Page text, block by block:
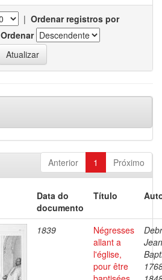
| Ordenar registros por
Ordenar
Anterior 1 Próximo
Data do
documento
Título
1839
Négresses
allant a
l'église,
pour être
Jean